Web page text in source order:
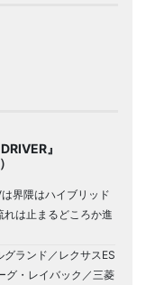
』
は界隈はハイブリッド
は止まるどころか進
グランド／レクサスES
グ・レイバック／三菱